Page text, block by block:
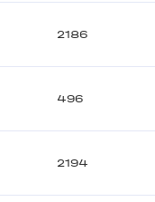
2186
496
2194